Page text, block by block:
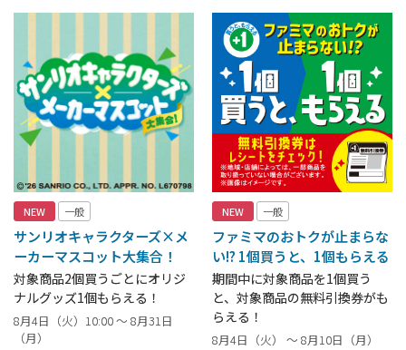
NEW 一般
サンリオキャラクターズ×メ
ーカーマスコット大集合！
対象商品2個買うごとにオリジ
ナルグッズ1個もらえる！
8月4日（火）10:00 ～ 8月31日
（月）
NEW 一般
ファミマのおトクが止まらな
い!? 1個買うと、1個もらえる
期間中に対象商品を1個買う
と、対象商品の無料引換券がも
らえる！
8月4日（火） ～ 8月10日（月）